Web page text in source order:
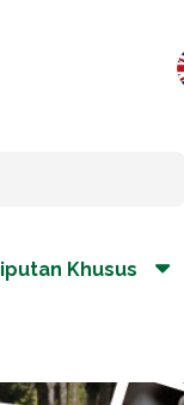
Khusus